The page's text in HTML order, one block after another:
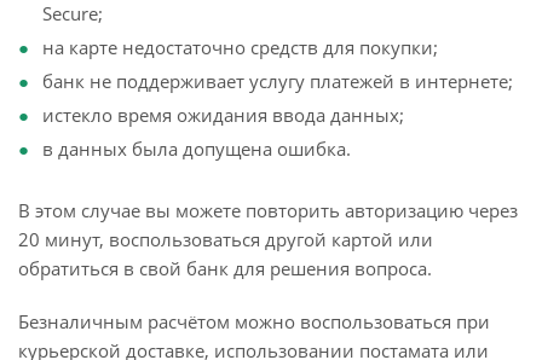
Secure;
на карте недостаточно средств для покупки;
банк не поддерживает услугу платежей в интернете;
истекло время ожидания ввода данных;
в данных была допущена ошибка.
В этом случае вы можете повторить авторизацию через
20 минут, воспользоваться другой картой или
обратиться в свой банк для решения вопроса.
Безналичным расчётом можно воспользоваться при
курьерской доставке, использовании постамата или